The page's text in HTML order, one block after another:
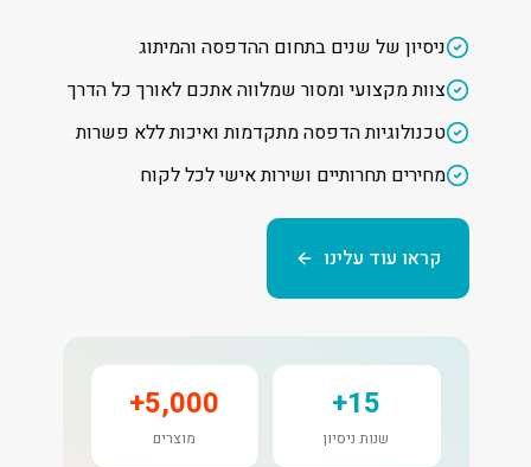
ניסיון של שנים בתחום ההדפסה והמיתוג
צוות מקצועי ומסור שמלווה אתכם לאורך כל הדרך
טכנולוגיות הדפסה מתקדמות ואיכות ללא פשרות
מחירים תחרותיים ושירות אישי לכל לקוח
קראו עוד עלינו
15+
שנות ניסיון
5,000+
מוצרים